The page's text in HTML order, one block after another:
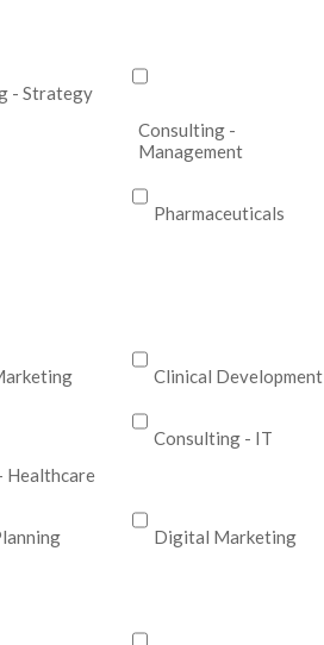
- Strategy
Consulting -
Management
Pharmaceuticals
Clinical Development
Healthcare
Consulting - IT
Digital Marketing